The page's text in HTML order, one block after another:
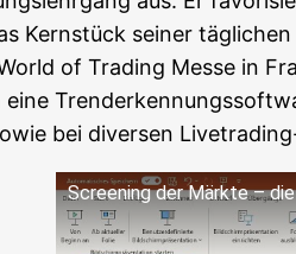
Kern­stück sei­ner
of Tra­ding Mes­se in
bei diver­sen
Scree­ning der Märk­te –